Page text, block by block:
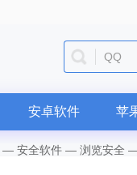
QQ
安卓软件 苹
— 安全软件 — 浏览安全